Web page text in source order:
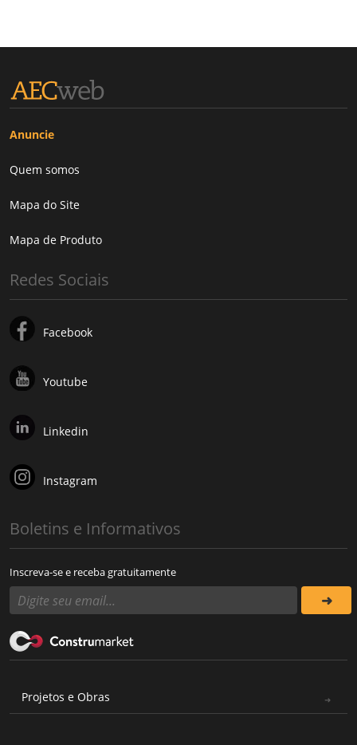
Anuncie
Quem somos
Mapa do Site
Mapa de Produto
Redes Sociais
Facebook
Youtube
Linkedin
Instagram
Boletins e Informativos
Inscreva-se e receba gratuitamente
Projetos e Obras